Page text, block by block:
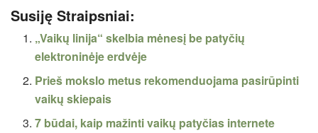
Susiję Straipsniai:
„Vaikų linija“ skelbia mėnesį be patyčių
elektroninėje erdvėje
Prieš mokslo metus rekomenduojama pasirūpinti
vaikų skiepais
7 būdai, kaip mažinti vaikų patyčias internete